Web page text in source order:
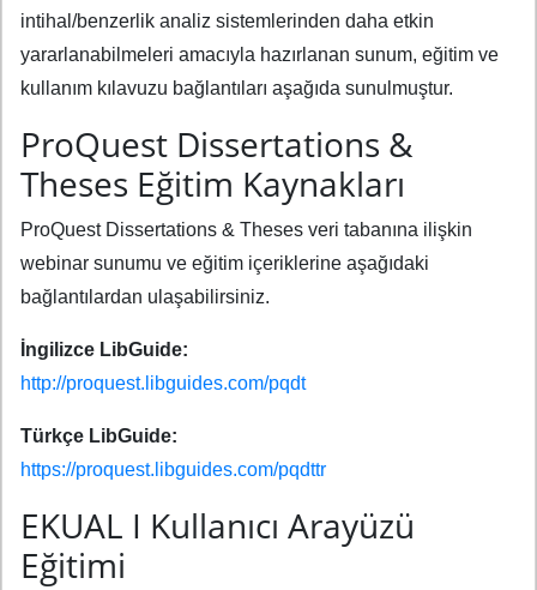
intihal/benzerlik analiz sistemlerinden daha etkin
yararlanabilmeleri amacıyla hazırlanan sunum, eğitim ve
kullanım kılavuzu bağlantıları aşağıda sunulmuştur.
ProQuest Dissertations &
Theses Eğitim Kaynakları
ProQuest Dissertations & Theses veri tabanına ilişkin
webinar sunumu ve eğitim içeriklerine aşağıdaki
bağlantılardan ulaşabilirsiniz.
İngilizce LibGuide:
http://proquest.libguides.com/pqdt
Türkçe LibGuide:
https://proquest.libguides.com/pqdttr
EKUAL I Kullanıcı Arayüzü
Eğitimi